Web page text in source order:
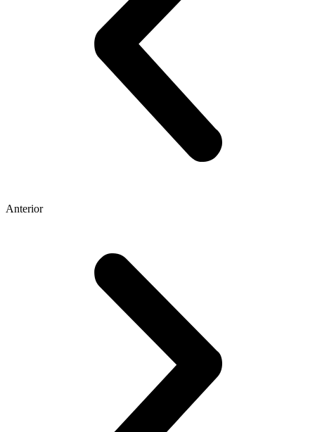
Anterior